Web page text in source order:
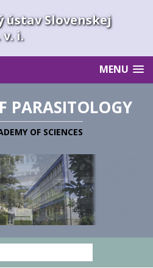
Slovenskej
i.
MENU
PARASITOLOGY
OF SCIENCES